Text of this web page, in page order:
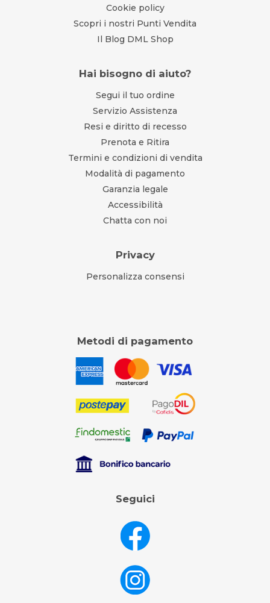
Cookie policy
Scopri i nostri Punti Vendita
Il Blog DML Shop
Hai bisogno di aiuto?
Segui il tuo ordine
Servizio Assistenza
Resi e diritto di recesso
Prenota e Ritira
Termini e condizioni di vendita
Modalità di pagamento
Garanzia legale
Accessibilità
Chatta con noi
Privacy
Personalizza consensi
Metodi di pagamento
Seguici